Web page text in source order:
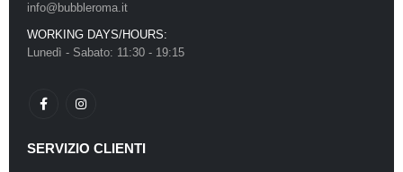
info@bubbleroma.it
WORKING DAYS/HOURS:
Lunedì - Sabato: 11:30 - 19:15
SERVIZIO CLIENTI